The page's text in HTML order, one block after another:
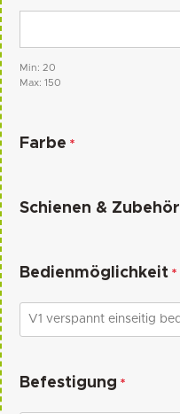
Min: 20
Max: 150
Farbe *
Schienen & Zubehör
Bedienmöglichkeit *
Befestigung *